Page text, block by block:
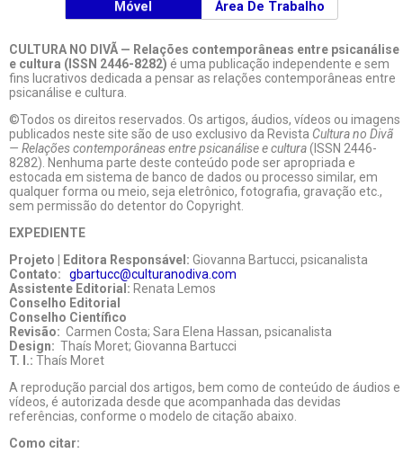
Móvel Área De Trabalho
CULTURA NO DIVÃ — Relações contemporâneas entre psicanálise
e cultura (ISSN 2446-8282) é uma publicação independente e sem
fins lucrativos dedicada a pensar as relações contemporâneas entre
psicanálise e cultura.
©Todos os direitos reservados. Os artigos, áudios, vídeos ou imagens
publicados neste site são de uso exclusivo da Revista Cultura no Divã
— Relações contemporâneas entre psicanálise e cultura(ISSN 2446-
8282). Nenhuma parte deste conteúdo pode ser apropriada e
estocada em sistema de banco de dados ou processo similar, em
qualquer forma ou meio, seja eletrônico, fotografia, gravação etc.,
sem permissão do detentor do Copyright.
EXPEDIENTE
Projeto | Editora Responsável: Giovanna Bartucci, psicanalista
Contato: gbartucc@culturanodiva.com
Assistente Editorial: Renata Lemos
Conselho Editorial
Conselho Científico
Revisão: Carmen Costa; Sara Elena Hassan, psicanalista
Design: Thaís Moret; Giovanna Bartucci
T. I.: Thaís Moret
A reprodução parcial dos artigos, bem como de conteúdo de áudios e
vídeos, é autorizada desde que acompanhada das devidas
referências, conforme o modelo de citação abaixo.
Como citar: